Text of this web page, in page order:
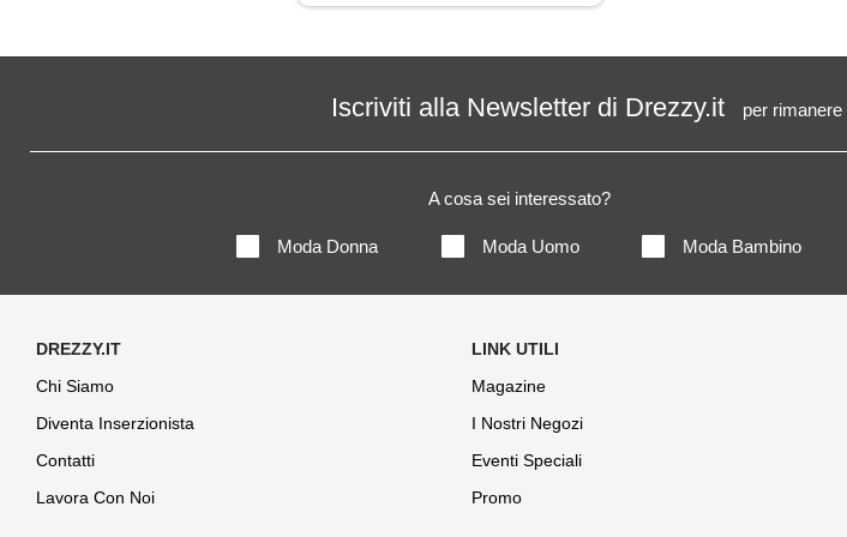
Iscriviti alla Newsletter di Drezzy.it per
A cosa sei interessato?
Moda Donna Moda Uomo Moda Bambino
Chi Siamo
Diventa Inserzionista
Contatti
Lavora Con Noi
Magazine
I Nostri Negozi
Eventi Speciali
Promo